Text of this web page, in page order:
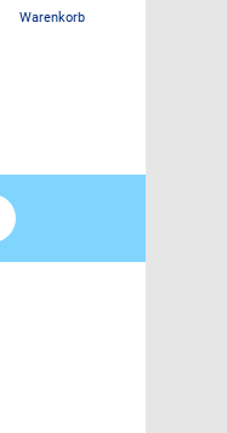
Warenkorb